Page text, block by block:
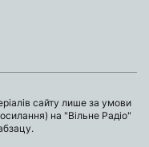
сайту лише за умови
на "Вільне Радіо"